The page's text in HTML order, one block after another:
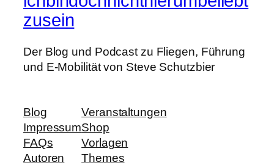
zusein
Der Blog und Podcast zu Fliegen, Führung
und E-Mobilität von Steve Schutzbier
Blog
Impressum
FAQs
Autoren
Veranstaltungen
Shop
Vorlagen
Themes